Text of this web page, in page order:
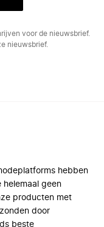
voor de nieuwsbrief.
nieuwsbrief.
hebben
helemaal geen
producten met
door
beste